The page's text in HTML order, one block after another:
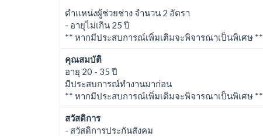
ตำแหน่งผู้ช่วยช่าง จำนวน 2 อัตรา
- อายุไม่เกิน 25 ปี
** หากมีประสบการณ์เพิ่มเติมจะพิจารณาเป็นพิเศษ **
คุณสมบัติ
อายุ 20 - 35 ปี
มีประสบการณ์ทำงานมาก่อน
** หากมีประสบการณ์เพิ่มเติมจะพิจารณาเป็นพิเศษ **
สวัสดิการ
- สวัสดิการประกันสังคม